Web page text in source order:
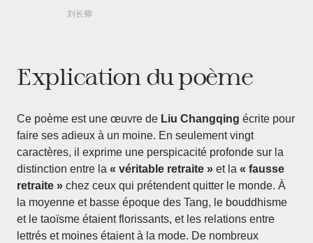
刘长卿
Explication du poème
Ce poème est une œuvre de Liu Changqing écrite pour
faire ses adieux à un moine. En seulement vingt
caractères, il exprime une perspicacité profonde sur la
distinction entre la « véritable retraite » et la « fausse
retraite » chez ceux qui prétendent quitter le monde. À
la moyenne et basse époque des Tang, le bouddhisme
et le taoïsme étaient florissants, et les relations entre
lettrés et moines étaient à la mode. De nombreux